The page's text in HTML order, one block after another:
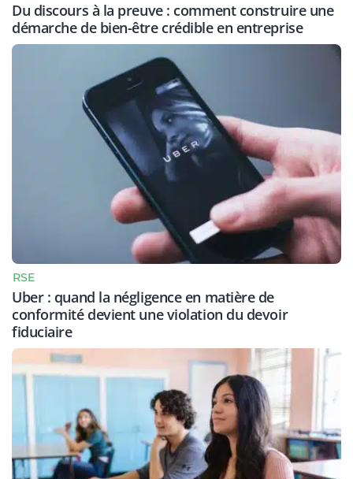
Du discours à la preuve : comment construire une
démarche de bien-être crédible en entreprise
RSE
Uber : quand la négligence en matière de
conformité devient une violation du devoir
fiduciaire